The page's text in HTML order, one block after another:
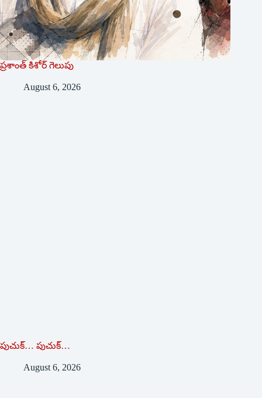
ప్రశాంత్‌ ‌కిశోర్‌ ‌గెలుపు
August 6, 2026
పుచుక్… పుచుక్…
August 6, 2026